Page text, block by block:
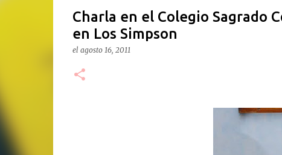
Charla en el Colegio Sagrado
en Los Simpson
el agosto 16, 2011